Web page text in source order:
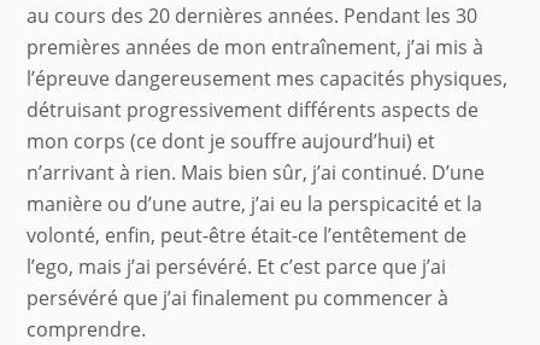
au cours des 20 dernières années. Pendant les 30
premières années de mon entraînement, j’ai mis à
l’épreuve dangereusement mes capacités physiques,
détruisant progressivement différents aspects de
mon corps (ce dont je souffre aujourd’hui) et
n’arrivant à rien. Mais bien sûr, j’ai continué. D’une
manière ou d’une autre, j’ai eu la perspicacité et la
volonté, enfin, peut-être était-ce l’entêtement de
l’ego, mais j’ai persévéré. Et c’est parce que j’ai
persévéré que j’ai finalement pu commencer à
comprendre.